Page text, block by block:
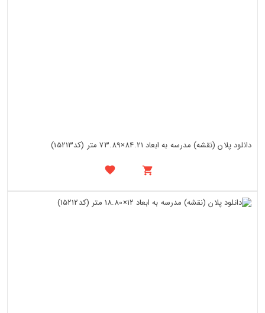
دانلود پلان (نقشه) مدرسه به ابعاد 84.21×73.89 متر (کد15213)